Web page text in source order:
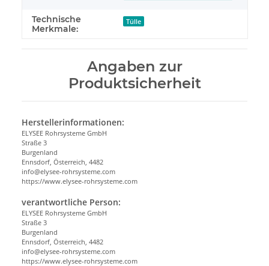
Technische
Merkmale:
Tülle
Angaben zur
Produktsicherheit
Herstellerinformationen:
ELYSEE Rohrsysteme GmbH
Straße 3
Burgenland
Ennsdorf, Österreich, 4482
info@elysee-rohrsysteme.com
https://www.elysee-rohrsysteme.com
verantwortliche Person:
ELYSEE Rohrsysteme GmbH
Straße 3
Burgenland
Ennsdorf, Österreich, 4482
info@elysee-rohrsysteme.com
https://www.elysee-rohrsysteme.com